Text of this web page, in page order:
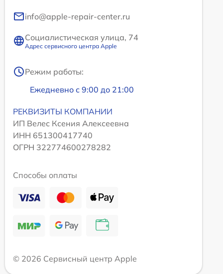
info@apple-repair-center.ru
Социалистическая улица, 74
Адрес сервисного центра Apple
Режим работы:
Ежедневно с 9:00 до 21:00
РЕКВИЗИТЫ КОМПАНИИ
ИП Велес Ксения Алексеевна
ИНН 651300417740
ОГРН 322774600278282
Способы оплаты
© 2026 Сервисный центр Apple